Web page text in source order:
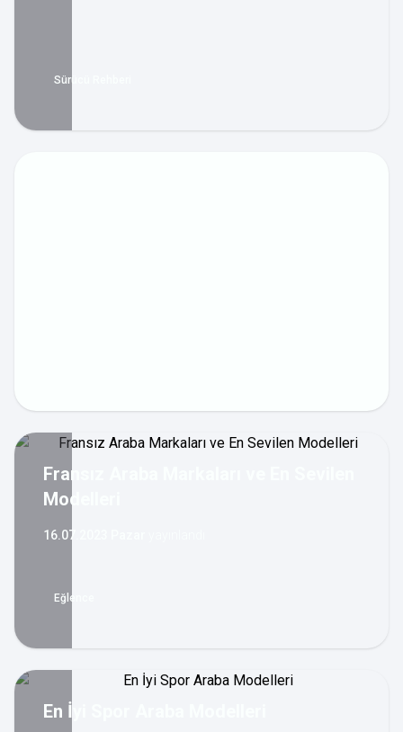
Sürücü Rehberi
Fransız Araba Markaları ve En Sevilen
Modelleri
16.07.2023 Pazar
Eğlence
En İyi Spor Araba Modelleri